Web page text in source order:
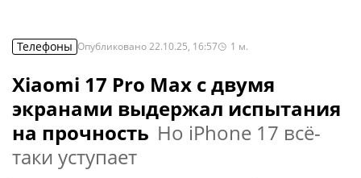
Телефоны Опубликовано22.10.25, 16:57 1 м.
Xiaomi 17 Pro Max с двумя
экранами выдержал испытания
на прочность Но iPhone 17 всё-
таки уступает